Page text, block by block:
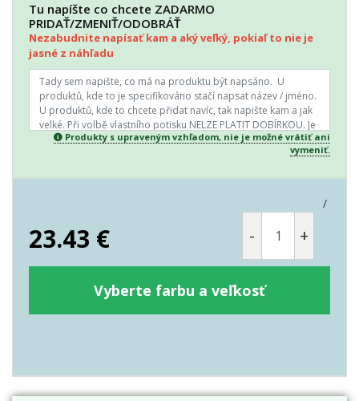
Tu napíšte co chcete ZADARMO
PRIDAŤ/ZMENIŤ/ODOBRÁŤ
Nezabudnite napísať kam a aký veľký, pokiaľ to nie je
jasné z náhľadu
Produkty s upraveným vzhľadom, nie je možné vrátiť ani
vymeniť.
/
23.43 € - +
Vyberte farbu a veľkosť